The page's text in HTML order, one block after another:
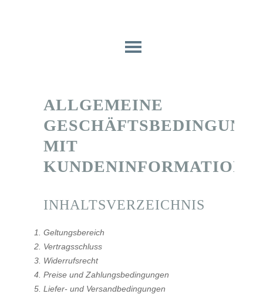
ALLGEMEINE
MIT
INHALTSVERZEICHNIS
Geltungsbereich
Vertragsschluss
Widerrufsrecht
Preise und Zahlungsbedingungen
Liefer- und Versandbedingungen